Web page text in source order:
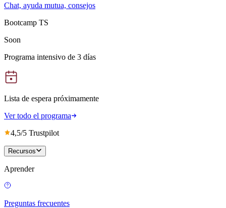
Chat, ayuda mutua, consejos
Bootcamp TS
Soon
Programa intensivo de 3 días
Lista de espera próximamente
Ver todo el programa
4,5/5 Trustpilot
Recursos
Aprender
Preguntas frecuentes